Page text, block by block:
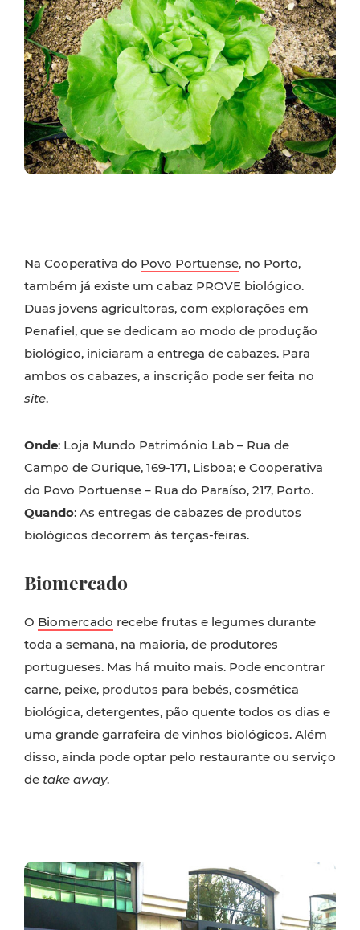
Na Cooperativa do Povo Portuense, no Porto,
também já existe um cabaz PROVE biológico.
Duas jovens agricultoras, com explorações em
Penafiel, que se dedicam ao modo de produção
biológico, iniciaram a entrega de cabazes. Para
ambos os cabazes, a inscrição pode ser feita no
site.
Onde: Loja Mundo Património Lab – Rua de
Campo de Ourique, 169-171, Lisboa; e Cooperativa
do Povo Portuense – Rua do Paraíso, 217, Porto.
Quando: As entregas de cabazes de produtos
biológicos decorrem às terças-feiras.
Biomercado
O Biomercado recebe frutas e legumes durante
toda a semana, na maioria, de produtores
portugueses. Mas há muito mais. Pode encontrar
carne, peixe, produtos para bebés, cosmética
biológica, detergentes, pão quente todos os dias e
uma grande garrafeira de vinhos biológicos. Além
disso, ainda pode optar pelo restaurante ou serviço
de take away.